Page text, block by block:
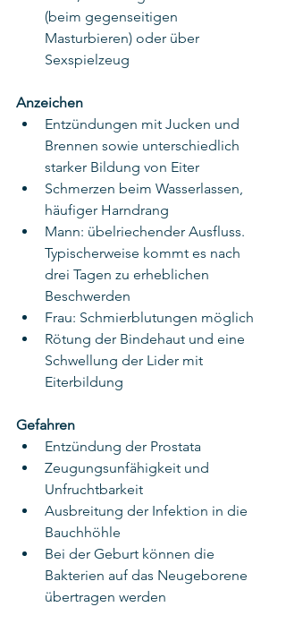
(beim gegenseitigen
Masturbieren) oder über
Sexspielzeug
Anzeichen
Entzündungen mit Jucken und
Brennen sowie unterschiedlich
starker Bildung von Eiter
Schmerzen beim Wasserlassen,
häufiger Harndrang
Mann: übelriechender Ausfluss.
Typischerweise kommt es nach
drei Tagen zu erheblichen
Beschwerden
Frau: Schmierblutungen möglich
Rötung der Bindehaut und eine
Schwellung der Lider mit
Eiterbildung
Gefahren
Entzündung der Prostata
Zeugungsunfähigkeit und
Unfruchtbarkeit
Ausbreitung der Infektion in die
Bauchhöhle
Bei der Geburt können die
Bakterien auf das Neugeborene
übertragen werden